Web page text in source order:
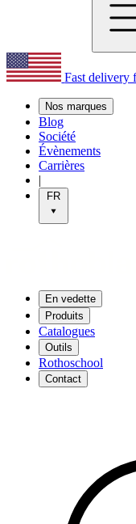
Fast delivery
Nos marques
Blog
Société
Évènements
Carrières
|
FR
En vedette
Produits
Catalogues
Outils
Rothoschool
Contact